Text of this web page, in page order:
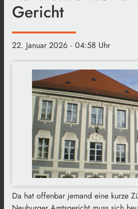
Gericht
22. Januar 2026 · 04:58 Uhr
Da hat offenbar jemand eine kurze